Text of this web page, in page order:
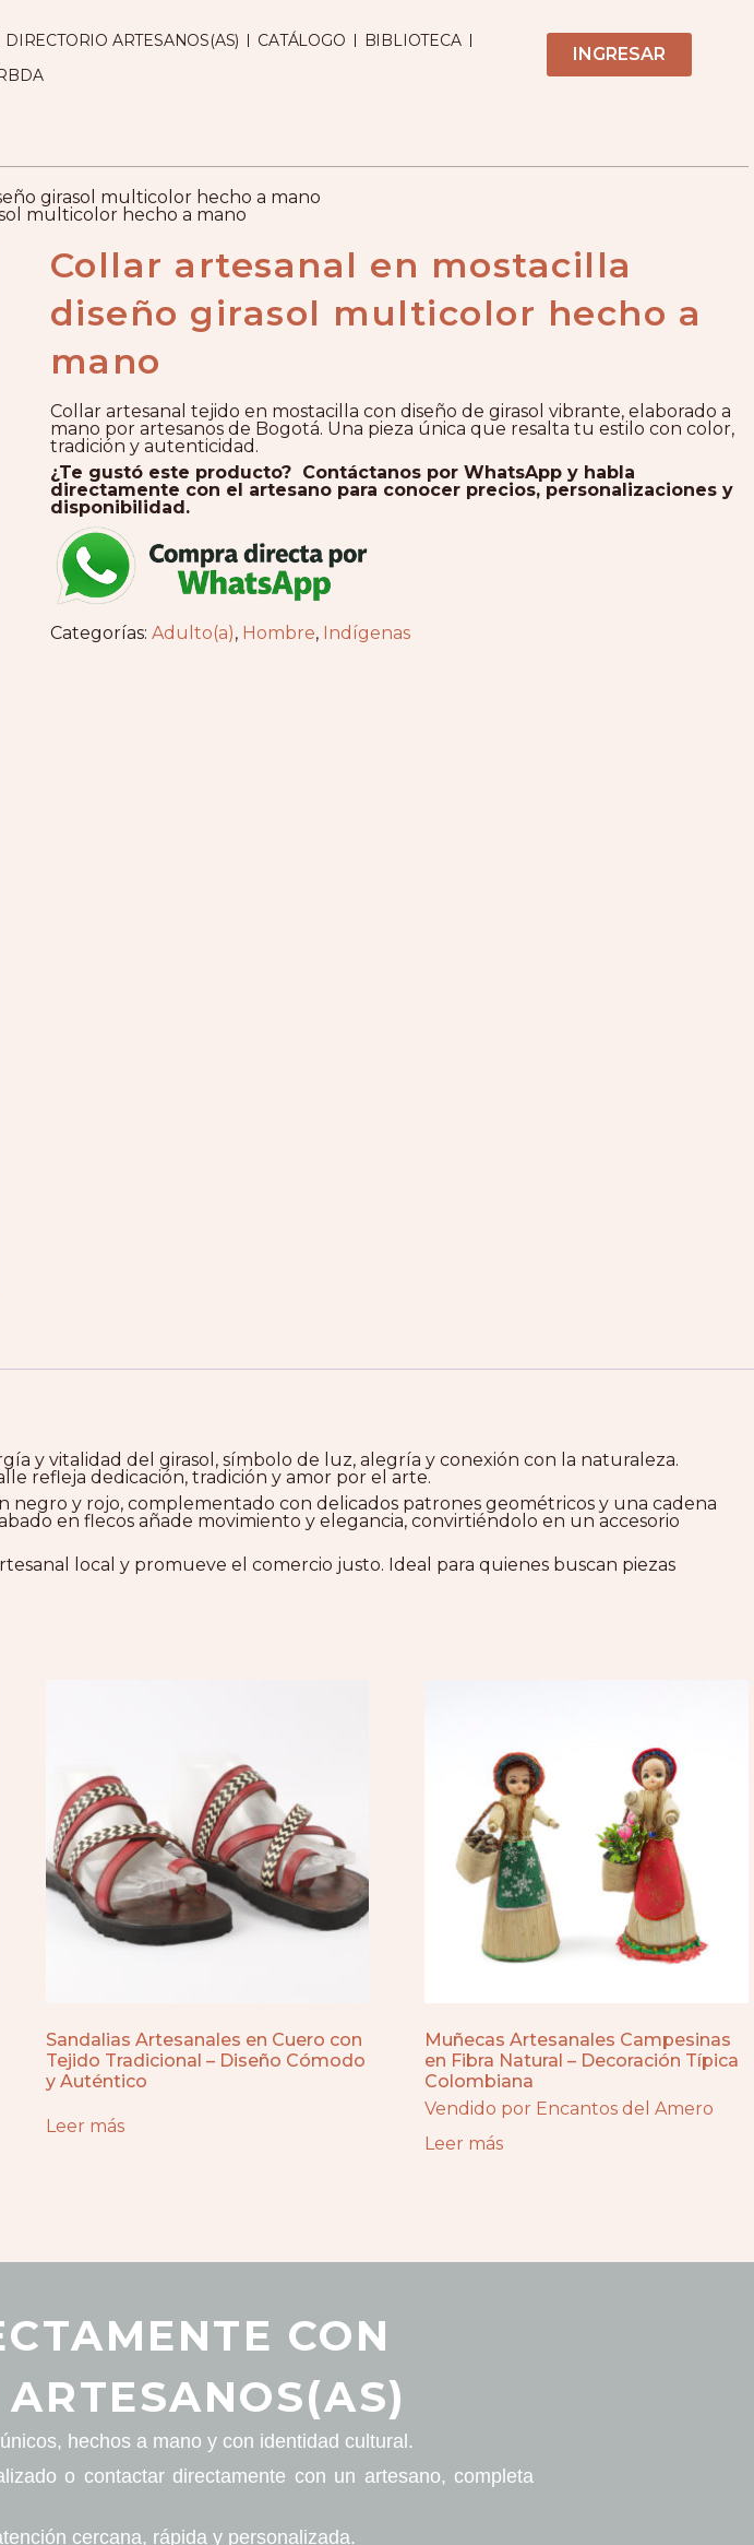
DIRECTORIO ARTESANOS(AS) CATÁLOGO
BIBLIOTECA
INGRESAR
girasol multicolor hecho a mano
multicolor hecho a mano
Collar artesanal en mostacilla
diseño girasol multicolor hecho a
mano
Collar artesanal tejido en mostacilla con diseño de girasol vibrante, elaborado a
mano por artesanos de Bogotá. Una pieza única que resalta tu estilo con color,
tradición y autenticidad.
¿Te gustó este producto? Contáctanos por WhatsApp y habla
directamente con el artesano para conocer precios, personalizaciones y
disponibilidad.
Categorías: Adulto(a), Hombre, Indígenas
y vitalidad del girasol, símbolo de luz, alegría y conexión con la naturaleza.
refleja dedicación, tradición y amor por el arte.
y rojo, complementado con delicados patrones geométricos y una cadena
en flecos añade movimiento y elegancia, convirtiéndolo en un accesorio
local y promueve el comercio justo. Ideal para quienes buscan piezas
Sandalias Artesanales en Cuero con
Tejido Tradicional – Diseño Cómodo
y Auténtico
Leer más
Muñecas Artesanales Campesinas
en Fibra Natural – Decoración Típica
Colombiana
Vendido por Encantos del Amero
Leer más
CON
hechos a mano y con identidad cultural.
o contactar directamente con un artesano, completa
cercana, rápida y personalizada.